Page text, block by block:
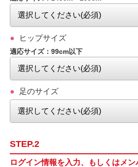
ヒップサイズ
適応サイズ：99cm以下
足のサイズ
STEP.2
ログイン情報を入力、もしくはメ